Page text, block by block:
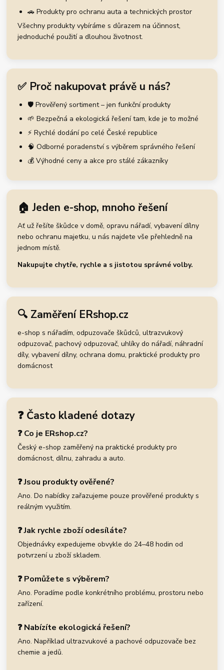
🚗 Produkty pro ochranu auta a technických prostor
Všechny produkty vybíráme s důrazem na účinnost,
jednoduché použití a dlouhou životnost.
✅ Proč nakupovat právě u nás?
🛡️ Prověřený sortiment – jen funkční produkty
🌱 Bezpečná a ekologická řešení tam, kde je to možné
⚡ Rychlé dodání po celé České republice
🧠 Odborné poradenství s výběrem správného řešení
💰 Výhodné ceny a akce pro stálé zákazníky
🏠 Jeden e-shop, mnoho řešení
Ať už řešíte škůdce v domě, opravu nářadí, vybavení dílny
nebo ochranu majetku, u nás najdete vše přehledně na
jednom místě.
Nakupujte chytře, rychle a s jistotou správné volby.
🔍 Zaměření ERshop.cz
e-shop s nářadím, odpuzovače škůdců, ultrazvukový
odpuzovač, pachový odpuzovač, uhlíky do nářadí, náhradní
díly, vybavení dílny, ochrana domu, praktické produkty pro
domácnost
❓ Často kladené dotazy
❓ Co je ERshop.cz?
Český e-shop zaměřený na praktické produkty pro
domácnost, dílnu, zahradu a auto.
❓ Jsou produkty ověřené?
Ano. Do nabídky zařazujeme pouze prověřené produkty s
reálným využitím.
❓ Jak rychle zboží odesíláte?
Objednávky expedujeme obvykle do 24–48 hodin od
potvrzení u zboží skladem.
❓ Pomůžete s výběrem?
Ano. Poradíme podle konkrétního problému, prostoru nebo
zařízení.
❓ Nabízíte ekologická řešení?
Ano. Například ultrazvukové a pachové odpuzovače bez
chemie a jedů.